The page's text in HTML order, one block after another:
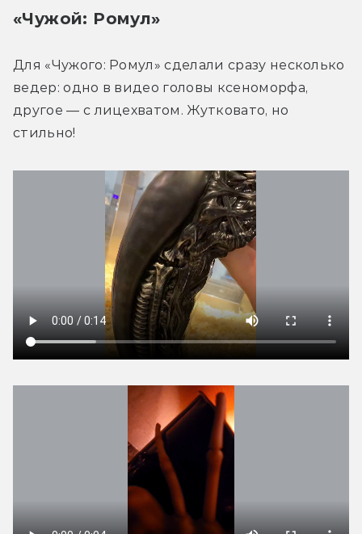
«Чужой: Ромул»
Для «Чужого: Ромул» сделали сразу несколько
ведер: одно в видео головы ксеноморфа,
другое — с лицехватом. Жутковато, но
стильно!